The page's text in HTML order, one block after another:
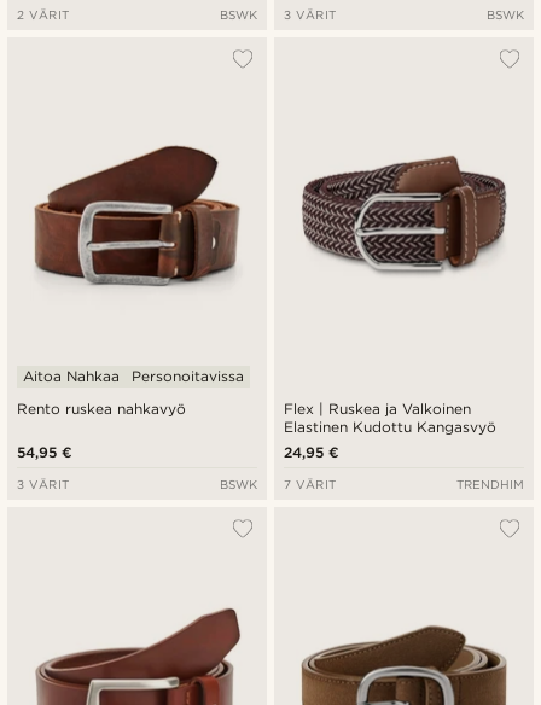
2 VÄRIT BSWK 3 VÄRIT BSWK
Rento ruskea nahkavyö
Aitoa Nahkaa Personoitavissa
54,95 €
3 VÄRIT BSWK
Flex | Ruskea ja Valkoinen
Elastinen Kudottu Kangasvyö
24,95 €
7 VÄRIT TRENDHIM